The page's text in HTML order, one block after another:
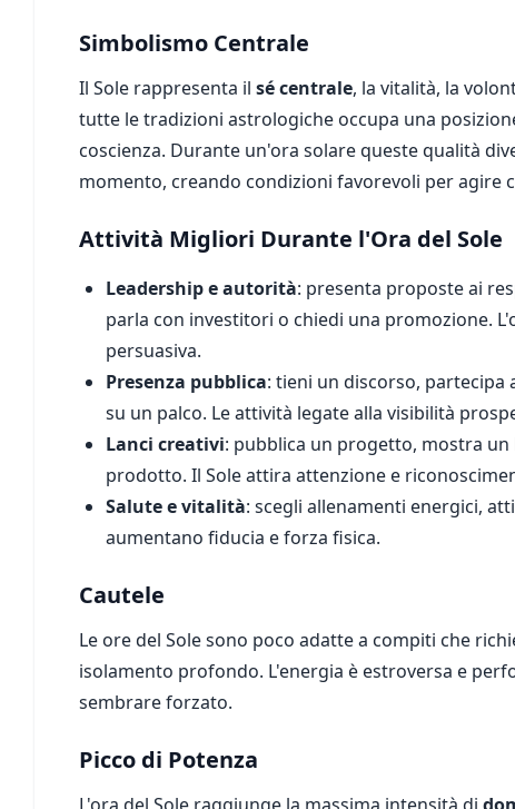
Simbolismo Centrale
Il Sole rappresenta il sé centrale, la vitalità, la
tutte le tradizioni astrologiche occupa una
coscienza. Durante un'ora solare queste qualità
momento, creando condizioni favorevoli per agire
Attività Migliori Durante l'Ora del Sole
Leadership e autorità: presenta proposte ai
parla con investitori o chiedi una promozione.
persuasiva.
Presenza pubblica: tieni un discorso,
su un palco. Le attività legate alla visibilità
Lanci creativi: pubblica un progetto, mostra
prodotto. Il Sole attira attenzione e
Salute e vitalità: scegli allenamenti energici,
aumentano fiducia e forza fisica.
Cautele
Le ore del Sole sono poco adatte a compiti che
isolamento profondo. L'energia è estroversa e
sembrare forzato.
Picco di Potenza